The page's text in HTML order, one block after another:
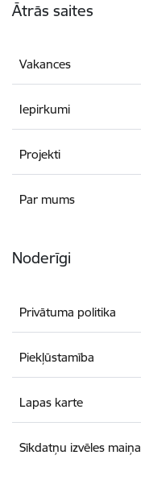
Ātrās saites
Vakances
Iepirkumi
Projekti
Par mums
Noderīgi
Privātuma politika
Piekļūstamība
Lapas karte
Sīkdatņu izvēles maiņa